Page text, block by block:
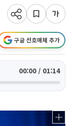
구글 선호매체 추가
00:00 / 01:14